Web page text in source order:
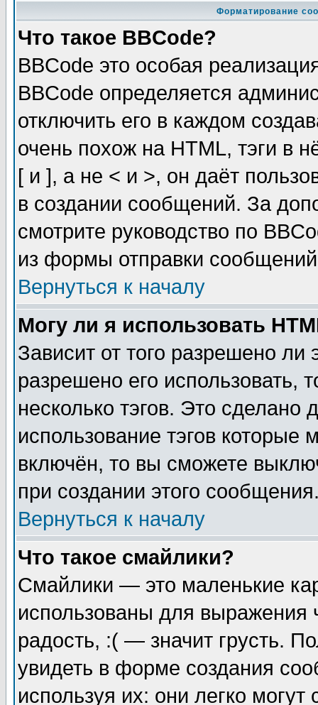
Форматирование
Что такое BBCode?
BBCode это особая
BBCode определяется
отключить его в каждом
очень похож на HTML, тэги в
[ и ], а не < и >, он даёт
в создании сообщений. За
смотрите руководство по
из формы отправки
Вернуться к началу
Могу ли я использовать
Зависит от того разрешено
разрешено его использовать,
несколько тэгов. Это сделано
использование тэгов
включён, то вы сможете
при создании этого
Вернуться к началу
Что такое смайлики?
Смайлики — это маленькие
использованы для
радость, :( — значит грусть.
увидеть в форме создания
используя их: они легко